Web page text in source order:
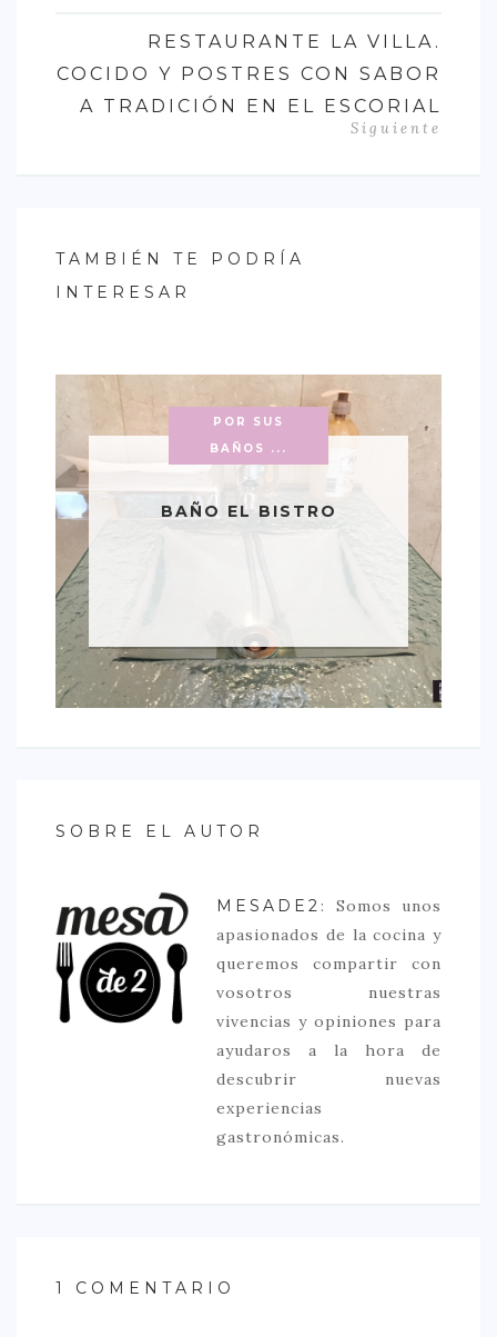
RESTAURANTE LA VILLA.
COCIDO Y POSTRES CON SABOR
A TRADICIÓN EN EL ESCORIAL
Siguiente
TAMBIÉN TE PODRÍA
INTERESAR
POR SUS
BAÑOS ...
BAÑO EL BISTRO
SOBRE EL AUTOR
MESADE2: Somos unos
apasionados de la cocina y
queremos compartir con
vosotros nuestras
vivencias y opiniones para
ayudaros a la hora de
descubrir nuevas
experiencias
gastronómicas.
1 COMENTARIO